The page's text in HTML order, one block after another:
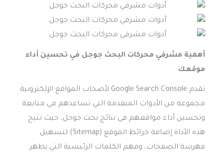
أهمية مشرفي محركات البحث جوجل في تحسين أداء
موقعك
تقدم Google Search Console لأصحاب المواقع الإلكترونية
مجموعة من الأدوات المتقدمة التي تساعدهم في متابعة
وتحسين أداء مواقعهم في نتائج بحث جوجل، حيث تتيح
هذه الأداة إضافة خرائط الموقع (Sitemap) لتسهيل
فهرسة الصفحات، وفهم الكلمات الرئيسية التي يظهر